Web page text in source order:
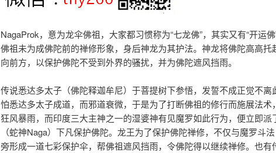
NagaProk，意为龙伞佛祖，大家都习惯称为“七龙佛”，其实又有“开运
佛祖未为成佛陀前的禅修形象，身后神龙为其护法。神龙将佛陀高高托
向前方，以保护佛陀不受到外界的骚扰，并为佛陀遮风挡雨。
传说悉达多太子（佛陀释迦牟尼）于菩提树下参悟，发誓不成正觉不离
怕悉达多太子成道，而邪道衰微，于是为了打断佛祖的修行而施展法术
狂风暴雨，而印度三大主神之一的湿婆神有见魔罗如此行为，便立即派
（蛇神Naga）下凡保护佛陀。龙王为了保护佛陀禅修，不仅与魔罗斗
旁形成一道七彩保护伞，帮佛祖遮风挡雨，令佛陀得以继续禅修。也有